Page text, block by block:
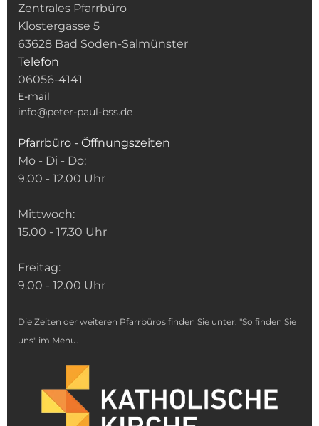
Zentrales Pfarrbüro
Klostergasse 5
63628 Bad Soden-Salmünster
Telefon
06056-4141
E-mail
info@peter-paul-bss.de
Pfarrbüro - Öffnungszeiten
Mo - Di - Do:
9.00 - 12.00 Uhr
Mittwoch:
15.00 - 17.30 Uhr
Freitag:
9.00 - 12.00 Uhr
Die Zeiten der weiteren Pfarrbüros finden Sie unter: "So finden Sie
uns" im Menu.